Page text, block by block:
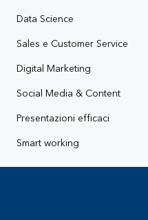
Data Science
Sales e Customer Service
Digital Marketing
Social Media & Content
Presentazioni efficaci
Smart working